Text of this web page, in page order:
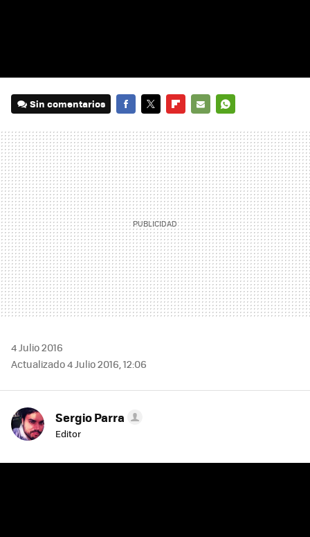
Sin comentarios
MAIL
4 Julio 2016
Actualizado 4 Julio 2016, 12:06
Sergio Parra
Editor